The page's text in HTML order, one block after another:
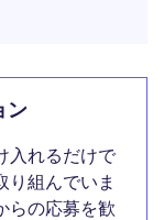
ン
入れるだけで
り組んでいま
らの応募を歓